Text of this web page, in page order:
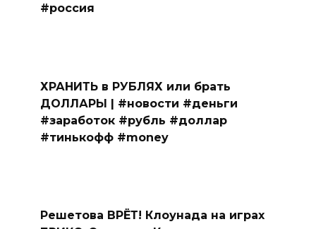
#россия
ХРАНИТЬ в РУБЛЯХ или брать
ДОЛЛАРЫ | #новости #деньги
#заработок #рубль #доллар
#тинькофф #money
Решетова ВРЁТ! Клоунада на играх